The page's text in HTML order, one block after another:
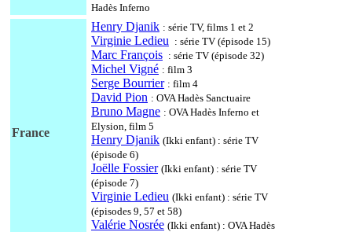
Hadès Inferno
France
Henry Djanik : série TV, films 1 et 2
Virginie Ledieu : série TV (épisode 15)
Marc François : série TV (épisode 32)
Michel Vigné : film 3
Serge Bourrier : film 4
David Pion : OVA Hadès Sanctuaire
Bruno Magne : OVA Hadès Inferno et
Elysion, film 5
Henry Djanik (Ikki enfant) : série TV
(épisode 6)
Joëlle Fossier (Ikki enfant) : série TV
(épisode 7)
Virginie Ledieu (Ikki enfant) : série TV
(épisodes 9, 57 et 58)
Valérie Nosrée (Ikki enfant) : OVA Hadès